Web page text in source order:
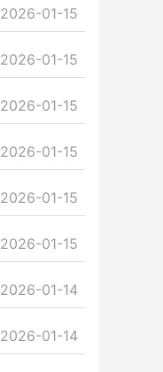
2026-01-15
2026-01-15
2026-01-15
2026-01-15
2026-01-15
2026-01-15
2026-01-14
2026-01-14